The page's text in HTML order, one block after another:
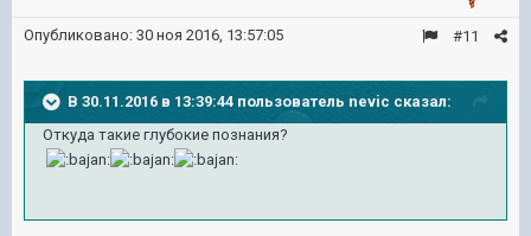
#11
Опубликовано: 30 ноя 2016, 13:57:05
В 30.11.2016 в 13:39:44 пользователь nevic сказал:
Откуда такие глубокие познания?